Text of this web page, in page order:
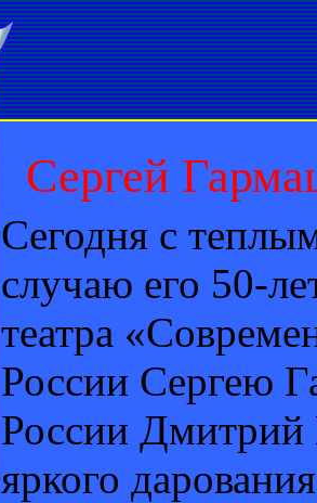
Сергей
Сегодня с
случаю его 50-
театра
России Сергею
России Дмитрий
яркого